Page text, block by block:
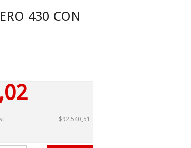
430 CON
$92.540,51